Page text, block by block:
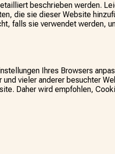
beschrieben werden.
die sie dieser Website
falls sie verwendet werden,
Ihres Browsers
vieler anderer besuchter
Daher wird empfohlen,